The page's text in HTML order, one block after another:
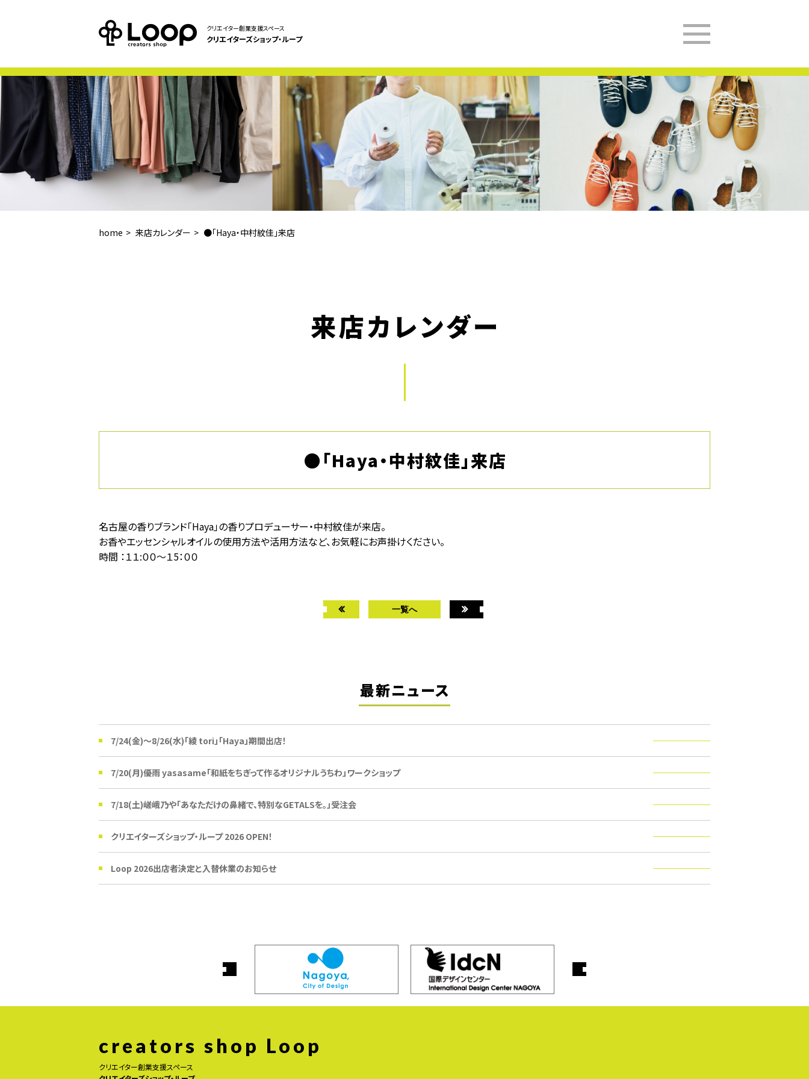
クリエイター創業支援スペース
クリエイターズショップ・ループ
home 来店カレンダー ●「Haya・中村紋佳」来店
来店カレンダー
●「Haya・中村紋佳」来店
名古屋の香りブランド「Haya」の香りプロデューサー・中村紋佳が来店。
お香やエッセンシャルオイルの使用方法や活用方法など、お気軽にお声掛けください。
時間 ：１１:００〜１5：００
一覧へ
最新ニュース
7/24(金)〜8/26(水)「綾 tori」「Haya」期間出店！
7/20(月)優雨 yasasame「和紙をちぎって作るオリジナルうちわ」ワークショップ
7/18(土)嵯峨乃や「あなただけの鼻緒で、特別なGETALSを。」受注会
クリエイターズショップ・ループ 2026 OPEN！
Loop 2026出店者決定と入替休業のお知らせ
creators shop Loop
クリエイター創業支援スペース